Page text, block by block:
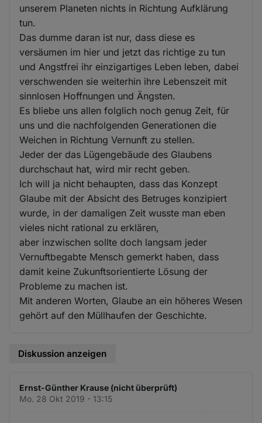
unserem Planeten nichts in Richtung Aufklärung
tun.
Das dumme daran ist nur, dass diese es
versäumen im hier und jetzt das richtige zu tun
und Angstfrei ihr einzigartiges Leben leben, dabei
verschwenden sie weiterhin ihre Lebenszeit mit
sinnlosen Hoffnungen und Ängsten.
Es bliebe uns allen folglich noch genug Zeit, für
uns und die nachfolgenden Generationen die
Weichen in Richtung Vernunft zu stellen.
Jeder der das Lügengebäude des Glaubens
durchschaut hat, wird mir recht geben.
Ich will ja nicht behaupten, dass das Konzept
Glaube mit der Absicht des Betruges konzipiert
wurde, in der damaligen Zeit wusste man eben
vieles nicht rational zu erklären,
aber inzwischen sollte doch langsam jeder
Vernuftbegabte Mensch gemerkt haben, dass
damit keine Zukunftsorientierte Lösung der
Probleme zu machen ist.
Mit anderen Worten, Glaube an ein höheres Wesen
gehört auf den Müllhaufen der Geschichte.
Diskussion anzeigen
Ernst-Günther Krause (nicht überprüft)
Mo. 28 Okt 2019 - 13:15